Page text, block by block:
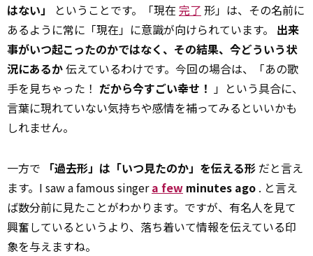
はない」
ということです。「現在 完了 形」は、その名前に
あるように常に「現在」に意識が向けられています。 出来
事がいつ起こったのかではなく、その結果、今どういう状
況にあるか伝えているわけです。今回の場合は、「あの歌
手を見ちゃった！ だから今すごい幸せ！ 」という具合に、
言葉に現れていない気持ちや感情を補ってみるといいかも
しれません。
一方で 「過去形」は「いつ見たのか」を伝える形 だと言え
ます。I saw a famous singera few minutes ago . と言え
ば数分前に見たことがわかります。ですが、有名人を見て
興奮しているというより、落ち着いて情報を伝えている印
象を与えますね。